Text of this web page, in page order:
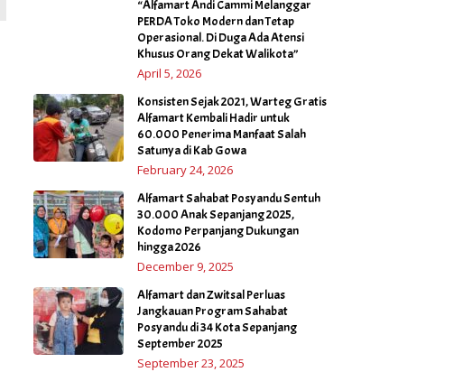
“Alfamart Andi Cammi Melanggar
PERDA Toko Modern dan Tetap
Operasional. Di Duga Ada Atensi
Khusus Orang Dekat Walikota”
April 5, 2026
Konsisten Sejak 2021, Warteg Gratis
Alfamart Kembali Hadir untuk
60.000 Penerima Manfaat Salah
Satunya di Kab Gowa
February 24, 2026
Alfamart Sahabat Posyandu Sentuh
30.000 Anak Sepanjang 2025,
Kodomo Perpanjang Dukungan
hingga 2026
December 9, 2025
Alfamart dan Zwitsal Perluas
Jangkauan Program Sahabat
Posyandu di 34 Kota Sepanjang
September 2025
September 23, 2025